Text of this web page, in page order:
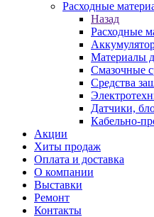
Расходные
Назад
Расходные
Материалы
Смазочные
Средства
Датчики,
Кабельно-
Акции
Хиты продаж
Оплата и доставка
О компании
Выставки
Ремонт
Контакты